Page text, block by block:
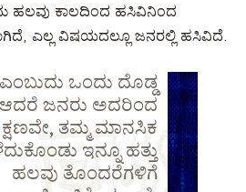
ಹಲವು ಕಾಲದಿಂದ ಹಸಿವಿನಿಂದ
ಎಲ್ಲ ವಿಷಯದಲ್ಲೂ ಜನರಲ್ಲಿ ಹಸಿವಿದೆ.
ಒಂದು ದೊಡ್ಡ
ಜನರು ಅದರಿಂದ
ತಮ್ಮ ಮಾನಸಿಕ
ಇನ್ನೂ ಹತ್ತು
ಹಲವು ತೊಂದರೆಗಳಿಗೆ